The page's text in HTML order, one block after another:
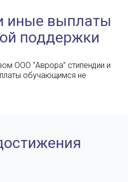
иные выплаты
поддержки
ООО “Аврора” стипендии и
обучающимся не